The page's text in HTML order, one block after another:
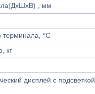
, мм
терминала, °С
кг
дисплей с подсветкой,